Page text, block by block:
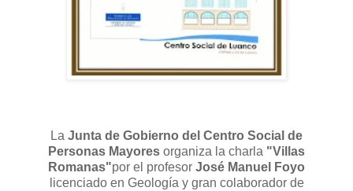
La Junta de Gobierno del Centro Social de
Personas Mayores organiza la charla "Villas
Romanas"por el profesor José Manuel Foyo
licenciado en Geología y gran colaborador de